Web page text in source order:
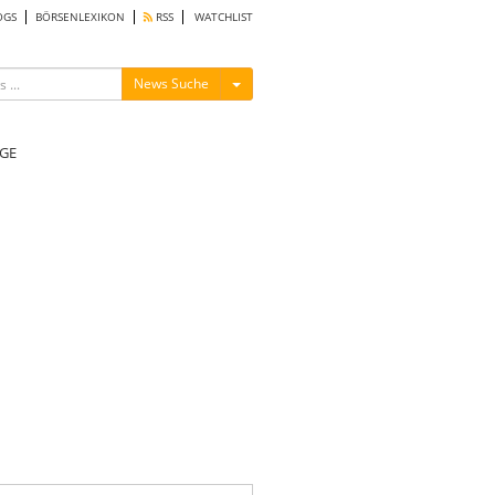
BÖRSENLEXIKON RSS WATCHLIST
News Suche Menü ein-/ausblenden